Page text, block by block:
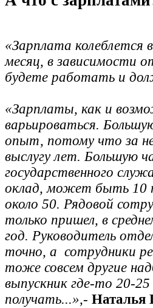
«Зарплата колеблется
месяц, в зависимости
будете работать и
«Зарплаты, как и
варьироваться.
опыт, потому что за
выслугу лет. Большую
государственного
оклад, может быть 10
около 50. Рядовой
только пришел, в
год. Руководитель
точно, а сотрудники
тоже совсем другие
выпускник где-то 20-
получать...»,-